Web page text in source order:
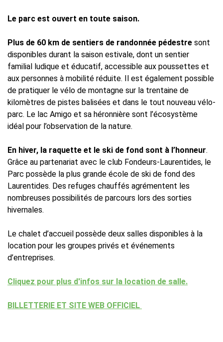
Le parc est ouvert en toute saison.
Plus de 60 km de sentiers de randonnée pédestre sont
disponibles durant la saison estivale, dont un sentier
familial ludique et éducatif, accessible aux poussettes et
aux personnes à mobilité réduite. Il est également possible
de pratiquer le vélo de montagne sur la trentaine de
kilomètres de pistes balisées et dans le tout nouveau vélo-
parc. Le lac Amigo et sa héronnière sont l’écosystème
idéal pour l’observation de la nature.
En hiver, la raquette et le ski de fond sont à l’honneur.
Grâce au partenariat avec le club Fondeurs-Laurentides, le
Parc possède la plus grande école de ski de fond des
Laurentides. Des refuges chauffés agrémentent les
nombreuses possibilités de parcours lors des sorties
hivernales.
Le chalet d’accueil possède deux salles disponibles à la
location pour les groupes privés et événements
d’entreprises.
Cliquez pour plus d'infos sur la location de salle.
BILLETTERIE ET SITE WEB OFFICIEL